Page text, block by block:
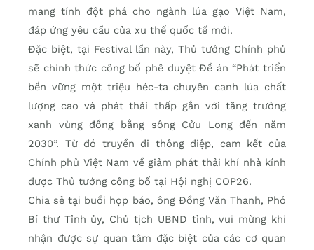
mang tính đột phá cho ngành lúa gạo Việt Nam,
đáp ứng yêu cầu của xu thế quốc tế mới.
Đặc biệt, tại Festival lần này, Thủ tướng Chính phủ
sẽ chính thức công bố phê duyệt Đề án “Phát triển
bền vững một triệu héc-ta chuyên canh lúa chất
lượng cao và phát thải thấp gắn với tăng trưởng
xanh vùng đồng bằng sông Cửu Long đến năm
2030”. Từ đó truyền đi thông điệp, cam kết của
Chính phủ Việt Nam về giảm phát thải khí nhà kính
được Thủ tướng công bố tại Hội nghị COP26.
Chia sẻ tại buổi họp báo, ông Đồng Văn Thanh, Phó
Bí thư Tỉnh ủy, Chủ tịch UBND tỉnh, vui mừng khi
nhận được sự quan tâm đặc biệt của các cơ quan